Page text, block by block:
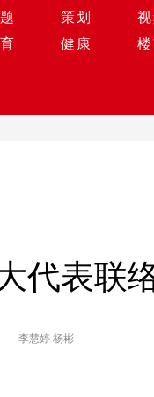
策划
健康
代表联
李慧婷 杨彬